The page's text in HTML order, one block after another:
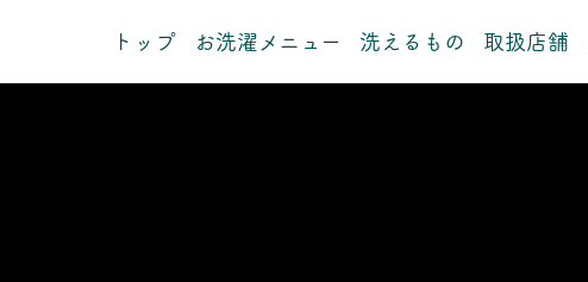
トップ お洗濯メニュー 洗えるもの 取扱店舗